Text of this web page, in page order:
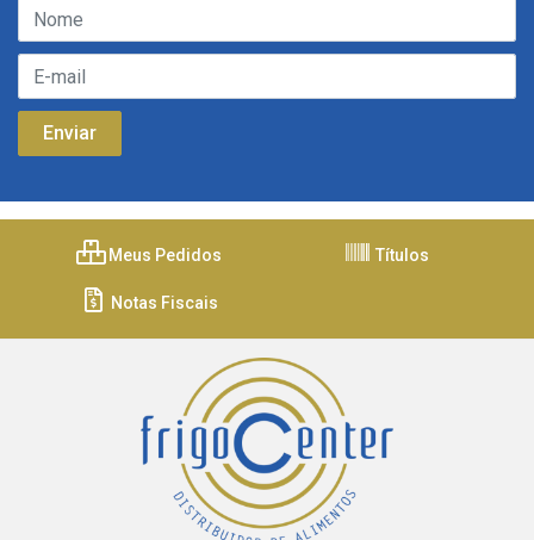
Meus Pedidos Títulos
Notas Fiscais